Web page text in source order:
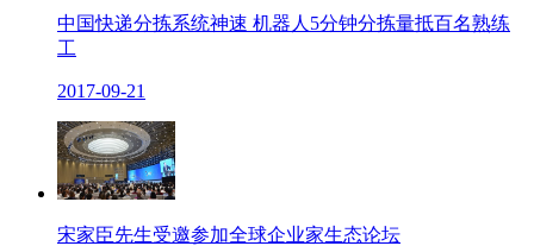
中国快递分拣系统神速 机器人5分钟分拣量抵百名熟练
工
2017-09-21
宋家臣先生受邀参加全球企业家生态论坛